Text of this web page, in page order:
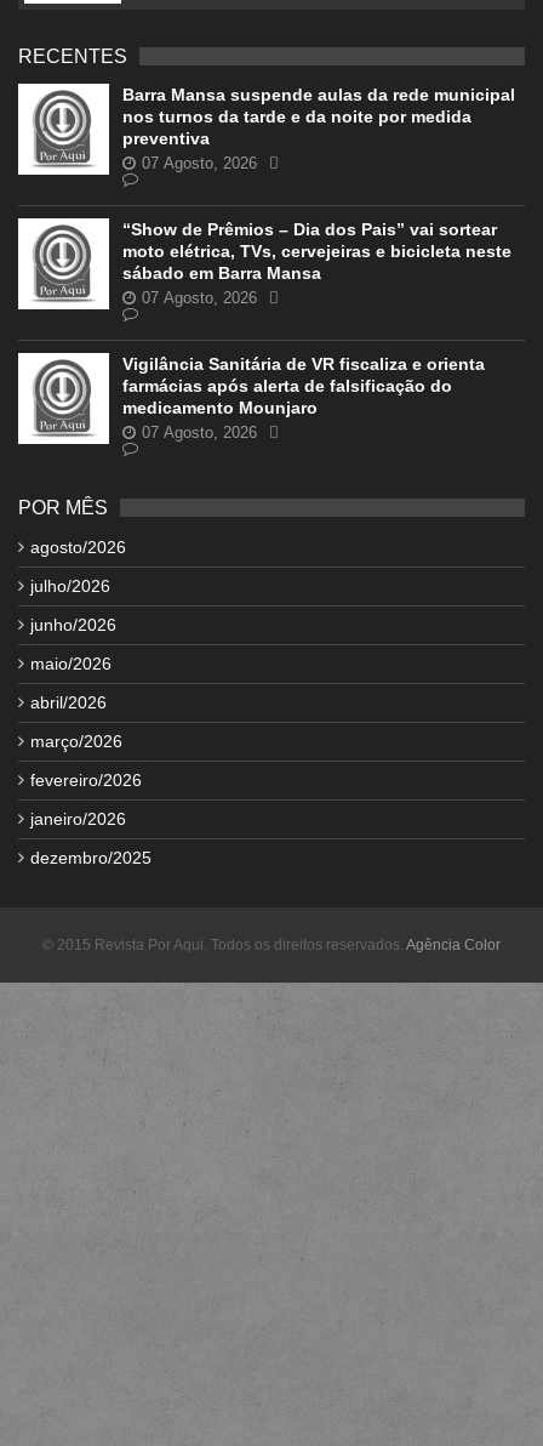
RECENTES
Barra Mansa suspende aulas da rede municipal
nos turnos da tarde e da noite por medida
preventiva
07 Agosto, 2026
“Show de Prêmios – Dia dos Pais” vai sortear
moto elétrica, TVs, cervejeiras e bicicleta neste
sábado em Barra Mansa
07 Agosto, 2026
Vigilância Sanitária de VR fiscaliza e orienta
farmácias após alerta de falsificação do
medicamento Mounjaro
07 Agosto, 2026
POR MÊS
agosto/2026
julho/2026
junho/2026
maio/2026
abril/2026
março/2026
fevereiro/2026
janeiro/2026
dezembro/2025
© 2015 Revista Por Aqui. Todos os direitos reservados. Agência Color